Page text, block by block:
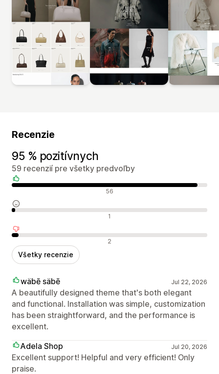
Recenzie
95 % pozitívnych
59 recenzií pre všetky predvoľby
Pozitívne recenzie 56
Neutrálne recenzie 1
Negatívne recenzie 2
Všetky recenzie
wäbē säbē Jul 22, 2026
A beautifully designed theme that's both elegant
and functional. Installation was simple, customization
has been straightforward, and the performance is
excellent.
Adela Shop
Jul 20, 2026
Excellent support! Helpful and very efficient! Only
praise.